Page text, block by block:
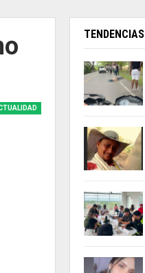
TENDENCIAS